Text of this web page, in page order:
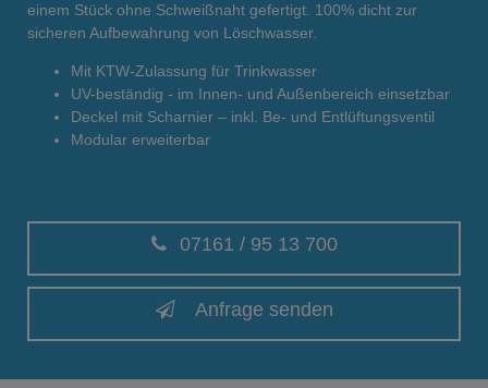
einem Stück ohne Schweißnaht gefertigt. 100% dicht zur
sicheren Aufbewahrung von Löschwasser.
Mit KTW-Zulassung für Trinkwasser
UV-beständig - im Innen- und Außenbereich einsetzbar
Deckel mit Scharnier – inkl. Be- und Entlüftungsventil
Modular erweiterbar
07161 / 95 13 700
Anfrage senden